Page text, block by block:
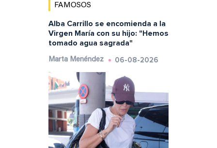
FAMOSOS
Alba Carrillo se encomienda a la
Virgen María con su hijo: "Hemos
tomado agua sagrada"
Marta Menéndez 06-08-2026